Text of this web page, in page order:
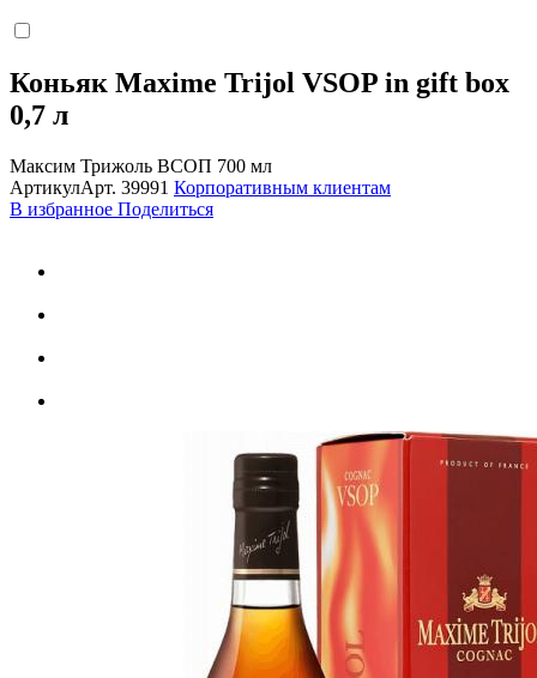
Коньяк Maxime Trijol VSOP in gift box
0,7 л
Максим Трижоль ВСОП 700 мл
АртикулАрт. 39991 Корпоративным клиентам
В избранное Поделиться